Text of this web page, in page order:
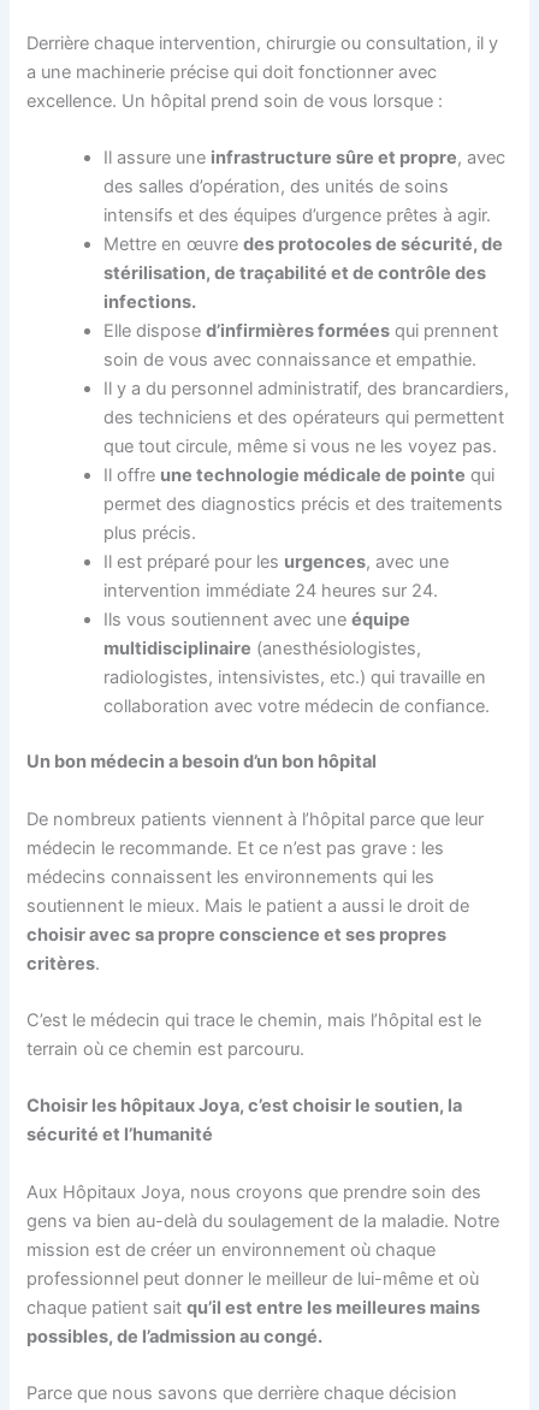
Derrière chaque intervention, chirurgie ou consultation, il y
a une machinerie précise qui doit fonctionner avec
excellence. Un hôpital prend soin de vous lorsque :
Il assure une infrastructure sûre et propre, avec
des salles d’opération, des unités de soins
intensifs et des équipes d’urgence prêtes à agir.
Mettre en œuvredes protocoles de sécurité, de
stérilisation, de traçabilité et de contrôle des
infections.
Elle disposed’infirmières formées qui prennent
soin de vous avec connaissance et empathie.
Il y a du personnel administratif, des brancardiers,
des techniciens et des opérateurs qui permettent
que tout circule, même si vous ne les voyez pas.
Il offre une technologie médicale de pointe qui
permet des diagnostics précis et des traitements
plus précis.
Il est préparé pour les urgences, avec une
intervention immédiate 24 heures sur 24.
Ils vous soutiennent avec uneéquipe
multidisciplinaire (anesthésiologistes,
radiologistes, intensivistes, etc.) qui travaille en
collaboration avec votre médecin de confiance.
Un bon médecin a besoin d’un bon hôpital
De nombreux patients viennent à l’hôpital parce que leur
médecin le recommande. Et ce n’est pas grave : les
médecins connaissent les environnements qui les
soutiennent le mieux. Mais le patient a aussi le droit de
choisir avec sa propre conscience et ses propres
critères.
C’est le médecin qui trace le chemin, mais l’hôpital est le
terrain où ce chemin est parcouru.
Choisir les hôpitaux Joya, c’est choisir le soutien, la
sécurité et l’humanité
Aux Hôpitaux Joya, nous croyons que prendre soin des
gens va bien au-delà du soulagement de la maladie. Notre
mission est de créer un environnement où chaque
professionnel peut donner le meilleur de lui-même et où
chaque patient saitqu’il est entre les meilleures mains
possibles, de l’admission au congé.
Parce que nous savons que derrière chaque décision